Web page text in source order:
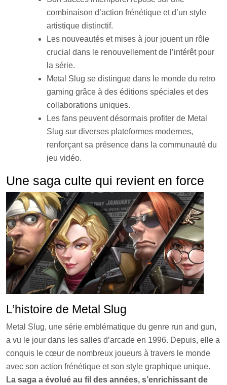
combinaison d’action frénétique et d’un style
artistique distinctif.
Les nouveautés et mises à jour jouent un rôle
crucial dans le renouvellement de l’intérêt pour
la série.
Metal Slug se distingue dans le monde du retro
gaming grâce à des éditions spéciales et des
collaborations uniques.
Les fans peuvent désormais profiter de Metal
Slug sur diverses plateformes modernes,
renforçant sa présence dans la communauté du
jeu vidéo.
Une saga culte qui revient en force
L’histoire de Metal Slug
Metal Slug, une série emblématique du genre run and gun,
a vu le jour dans les salles d’arcade en 1996. Depuis, elle a
conquis le cœur de nombreux joueurs à travers le monde
avec son action frénétique et son style graphique unique.
La saga a évolué au fil des années, s’enrichissant de